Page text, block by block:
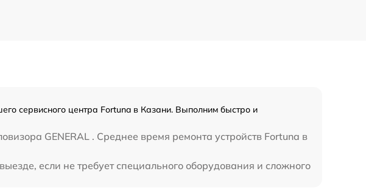
сервисного центра Fortuna в Казани. Выполним быстро и
GENERAL . Среднее время ремонта устройств Fortuna в
если не требует специального оборудования и сложного